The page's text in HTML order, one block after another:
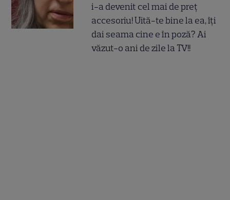
i-a devenit cel mai de preț
accesoriu! Uită-te bine la ea, îți
dai seama cine e în poză? Ai
văzut-o ani de zile la TV!!